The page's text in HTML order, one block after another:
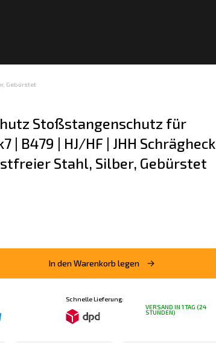
Gebürstet
Stoßstangenschutz für
| B479 | HJ/HF | JHH Schrägheck
Stahl, Silber, Gebürstet
In den Warenkorb legen
Schnelle Lieferung:
VERSAND IN 1 TAG (24
STUNDEN)